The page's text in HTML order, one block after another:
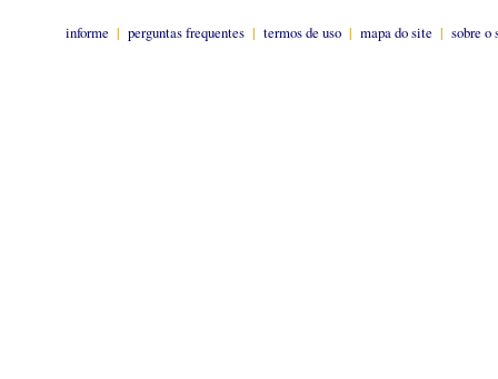
informe | perguntas frequentes | termos de uso | mapa do site | sobre o